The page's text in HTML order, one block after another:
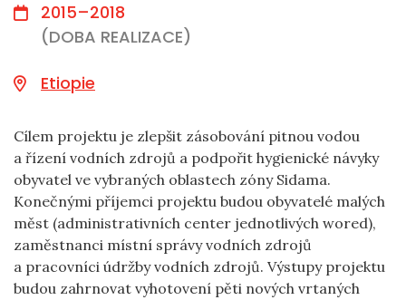
2015–2018
(DOBA REALIZACE)
Etiopie
Cílem projektu je zlepšit zásobování pitnou vodou
a řízení vodních zdrojů a podpořit hygienické návyky
obyvatel ve vybraných oblastech zóny Sidama.
Konečnými příjemci projektu budou obyvatelé malých
měst (administrativních center jednotlivých wored),
zaměstnanci místní správy vodních zdrojů
a pracovníci údržby vodních zdrojů. Výstupy projektu
budou zahrnovat vyhotovení pěti nových vrtaných